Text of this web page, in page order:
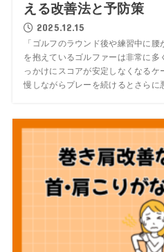
える改善法と予防策
2025.12.15
「ゴルフのラウンド後や練習中に
を抱えているゴルファーは非常に多
っかけにスコアが安定しなくなる
慢しながらプレーを続けるとさらに